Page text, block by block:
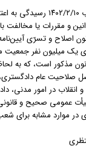
به موجب بند ۲ ماده ۱۰
و مقررات یا مخالفت
مذکور است، که به
صلاحیت عام
انقلاب در امور مدنی،
و الحاقات بعدی در موارد